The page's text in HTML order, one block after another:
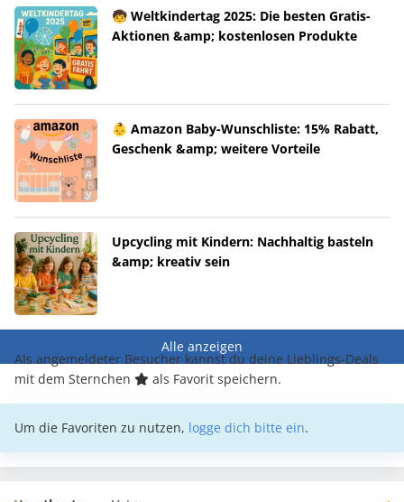
🧒 Weltkindertag 2025: Die besten Gratis-
Aktionen &amp; kostenlosen Produkte
👶 Amazon Baby-Wunschliste: 15% Rabatt,
Geschenk &amp; weitere Vorteile
Upcycling mit Kindern: Nachhaltig basteln
&amp; kreativ sein
Alle anzeigen
Als angemeldeter Besucher kannst du deine Lieblings-Deals
mit dem Sternchen
als Favorit speichern.
Um die Favoriten zu nutzen, logge dich bitte ein.